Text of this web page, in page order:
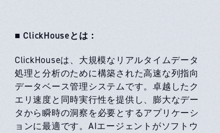
■ ClickHouseとは：
ClickHouseは、大規模なリアルタイムデータ
処理と分析のために構築された高速な列指向
データベース管理システムです。卓越したク
エリ速度と同時実行性を提供し、膨大なデー
タから瞬時の洞察を必要とするアプリケーシ
ョンに最適です。AIエージェントがソフトウ